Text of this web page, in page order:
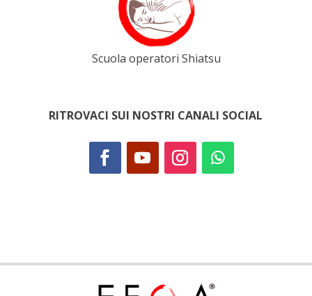
Scuola operatori Shiatsu
RITROVACI SUI NOSTRI CANALI SOCIAL